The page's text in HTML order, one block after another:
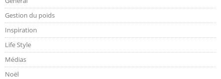
Gestion du poids
Inspiration
Life Style
Médias
Noël